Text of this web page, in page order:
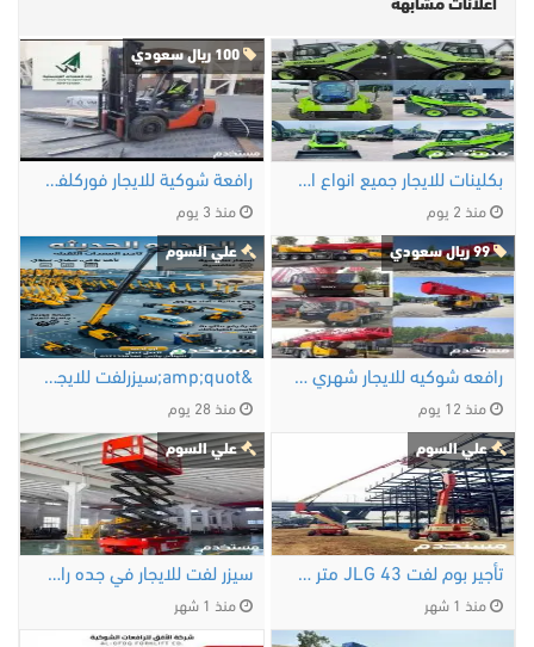
اعلانات مشابهة
بكلينات للايجار جميع انواع المعدات
منذ 2 يوم
100 ريال سعودي
رافعة شوكية للايجار فوركلفت للايجار الشهري …
منذ 3 يوم
99 ريال سعودي
رافعه شوكيه للايجار شهري سنوي أسبوعي
منذ 12 يوم
علي السوم
&amp;quot;سيزرلفت للايجار في كل أنحاء …
منذ 28 يوم
علي السوم
تأجير بوم لفت JLG 43 متر للإيجار في الرياض حي …
منذ 1 شهر
علي السوم
سيزر لفت للايجار في جده رافعات مقصيه …
منذ 1 شهر